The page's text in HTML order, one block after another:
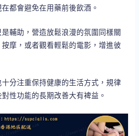
都會避免在用藥前後飲酒。
輔助，營造放鬆浪漫的氛圍同樣關
摩，或者觀看輕鬆的電影，增進彼
分注重保持健康的生活方式，規律
性功能的長期改善大有裨益。